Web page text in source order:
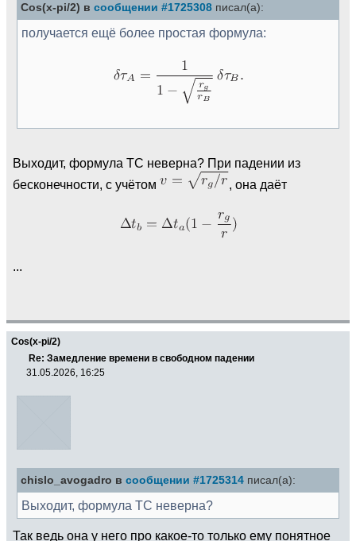
Cos(x-pi/2) в сообщении #1725308 писал(а):
получается ещё более простая формула:
Выходит, формула ТС неверна? При падении из
бесконечности, с учётом
, она даёт
...
Cos(x-pi/2)
Re: Замедление времени в свободном падении
31.05.2026, 16:25
chislo_avogadro в сообщении #1725314 писал(а):
Выходит, формула ТС неверна?
Так ведь она у него про какое-то только ему понятное